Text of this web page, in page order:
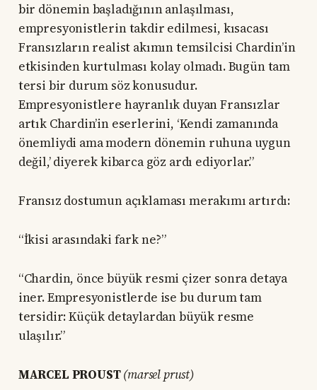
bir dönemin başladığının anlaşılması,
empresyonistlerin takdir edilmesi, kısacası
Fransızların realist akımın temsilcisi Chardin’in
etkisinden kurtulması kolay olmadı. Bugün tam
tersi bir durum söz konusudur.
Empresyonistlere hayranlık duyan Fransızlar
artık Chardin’in eserlerini, ‘Kendi zamanında
önemliydi ama modern dönemin ruhuna uygun
değil,’ diyerek kibarca göz ardı ediyorlar.”
Fransız dostumun açıklaması merakımı artırdı:
“İkisi arasındaki fark ne?”
“Chardin, önce büyük resmi çizer sonra detaya
iner. Empresyonistlerde ise bu durum tam
tersidir: Küçük detaylardan büyük resme
ulaşılır.”
MARCEL PROUST(marsel prust)